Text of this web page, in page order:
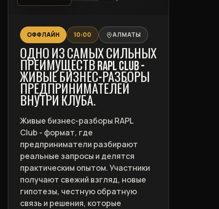
ОФФЛАЙН 10:00 АЛМАТЫ
ОДНО ИЗ САМЫХ СИЛЬНЫХ
ПРЕИМУЩЕСТВ RAPL CLUB -
ЖИВЫЕ БИЗНЕС-РАЗБОРЫ
ПРЕДПРИНИМАТЕЛЕЙ
ВНУТРИ КЛУБА.
Живые бизнес-разборы RAPL
Club - формат, где
предприниматели разбирают
реальные запросы и делятся
практическим опытом. Участники
получают свежий взгляд, новые
гипотезы, честную обратную
связь и решения, которые